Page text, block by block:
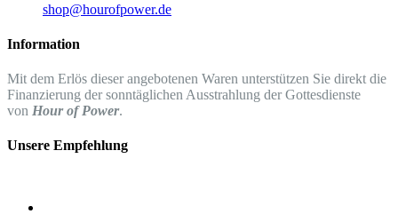
shop@hourofpower.de
Information
Mit dem Erlös dieser angebotenen Waren unterstützen Sie direkt die
Finanzierung der sonntäglichen Ausstrahlung der Gottesdienste
von Hour of Power.
Unsere Empfehlung